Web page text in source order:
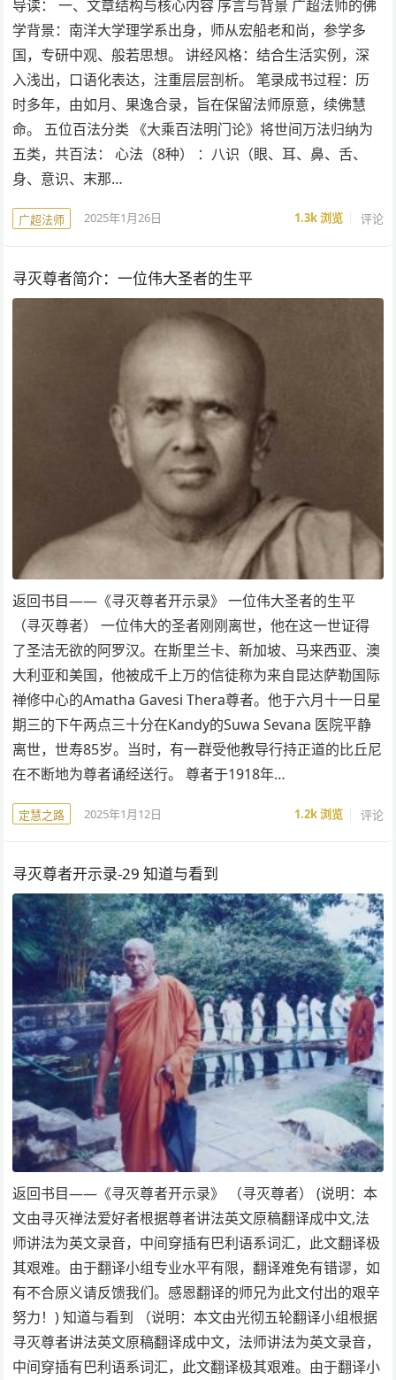
导读： 一、文章结构与核心内容 序言与背景 广超法师的佛
学背景：南洋大学理学系出身，师从宏船老和尚，参学多
国，专研中观、般若思想。 讲经风格：结合生活实例，深
入浅出，口语化表达，注重层层剖析。 笔录成书过程：历
时多年，由如月、果逸合录，旨在保留法师原意，续佛慧
命。 五位百法分类 《大乘百法明门论》将世间万法归纳为
五类，共百法： 心法（8种） ：八识（眼、耳、鼻、舌、
身、意识、末那…
广超法师 2025年1月26日 1.3k浏览 评论
寻灭尊者简介：一位伟大圣者的生平
返回书目——《寻灭尊者开示录》 一位伟大圣者的生平
（寻灭尊者） 一位伟大的圣者刚刚离世，他在这一世证得
了圣洁无欲的阿罗汉。在斯里兰卡、新加坡、马来西亚、澳
大利亚和美国，他被成千上万的信徒称为来自昆达萨勒国际
禅修中心的Amatha Gavesi Thera尊者。他于六月十一日星
期三的下午两点三十分在Kandy的Suwa Sevana 医院平静
离世，世寿85岁。当时，有一群受他教导行持正道的比丘尼
在不断地为尊者诵经送行。 尊者于1918年…
定慧之路 2025年1月12日 1.2k浏览 评论
寻灭尊者开示录-29 知道与看到
返回书目——《寻灭尊者开示录》 （寻灭尊者） (说明：本
文由寻灭禅法爱好者根据尊者讲法英文原稿翻译成中文,法
师讲法为英文录音，中间穿插有巴利语系词汇，此文翻译极
其艰难。由于翻译小组专业水平有限，翻译难免有错谬，如
有不合原义请反馈我们。感恩翻译的师兄为此文付出的艰辛
努力！) 知道与看到 （说明：本文由光彻五轮翻译小组根据
寻灭尊者讲法英文原稿翻译成中文，法师讲法为英文录音，
中间穿插有巴利语系词汇，此文翻译极其艰难。由于翻译小